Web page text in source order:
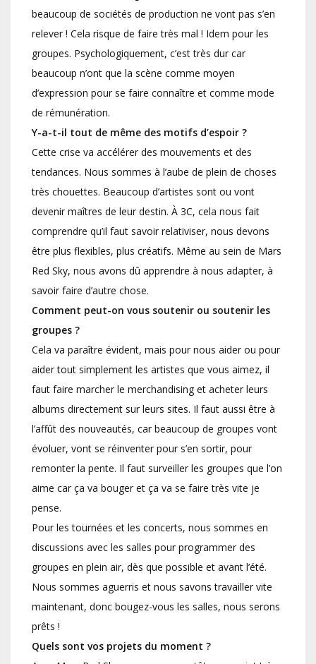
beaucoup de sociétés de production ne vont pas s’en
relever ! Cela risque de faire très mal ! Idem pour les
groupes. Psychologiquement, c’est très dur car
beaucoup n’ont que la scène comme moyen
d’expression pour se faire connaître et comme mode
de rémunération.
Y-a-t-il tout de même des motifs d’espoir ?
Cette crise va accélérer des mouvements et des
tendances. Nous sommes à l’aube de plein de choses
très chouettes. Beaucoup d’artistes sont ou vont
devenir maîtres de leur destin. À 3C, cela nous fait
comprendre qu’il faut savoir relativiser, nous devons
être plus flexibles, plus créatifs. Même au sein de Mars
Red Sky, nous avons dû apprendre à nous adapter, à
savoir faire d’autre chose.
Comment peut-on vous soutenir ou soutenir les
groupes ?
Cela va paraître évident, mais pour nous aider ou pour
aider tout simplement les artistes que vous aimez, il
faut faire marcher le merchandising et acheter leurs
albums directement sur leurs sites. Il faut aussi être à
l’affût des nouveautés, car beaucoup de groupes vont
évoluer, vont se réinventer pour s’en sortir, pour
remonter la pente. Il faut surveiller les groupes que l’on
aime car ça va bouger et ça va se faire très vite je
pense.
Pour les tournées et les concerts, nous sommes en
discussions avec les salles pour programmer des
groupes en plein air, dès que possible et avant l’été.
Nous sommes aguerris et nous savons travailler vite
maintenant, donc bougez-vous les salles, nous serons
prêts !
Quels sont vos projets du moment ?